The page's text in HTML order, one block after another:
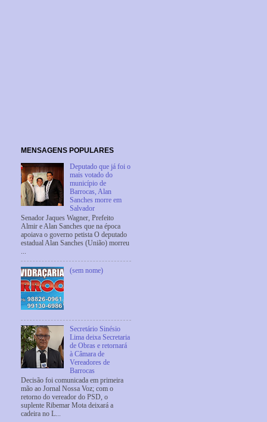
MENSAGENS POPULARES
Deputado que já foi o
mais votado do
município de
Barrocas, Alan
Sanches morre em
Salvador
Senador Jaques Wagner, Prefeito
Almir e Alan Sanches que na época
apoiava o governo petista O deputado
estadual Alan Sanches (União) morreu
...
(sem nome)
Secretário Sinésio
Lima deixa Secretaria
de Obras e retornará
à Câmara de
Vereadores de
Barrocas
Decisão foi comunicada em primeira
mão ao Jornal Nossa Voz; com o
retorno do vereador do PSD, o
suplente Ribemar Mota deixará a
cadeira no L...